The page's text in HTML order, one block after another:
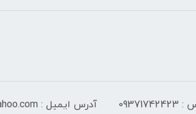
آدرس ایمیل : Isf_sayeh@yahoo.com